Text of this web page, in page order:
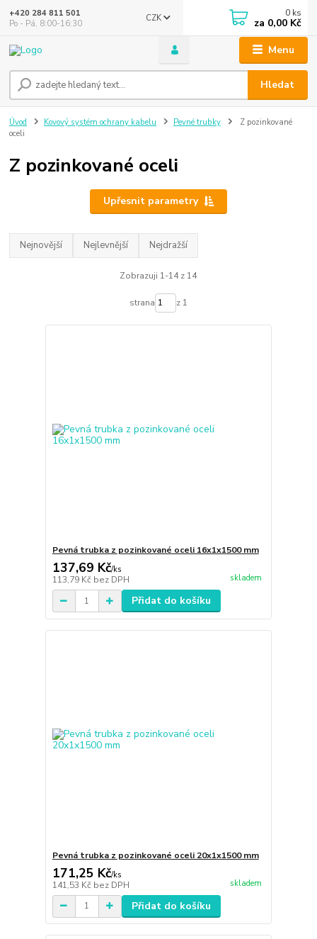
Menu
CZK
Hledat
+420 284 811 501
Po - Pá, 8:00-16:30
0 ks
za 0,00 Kč
Úvod Kovový systém ochrany kabelu Pevné trubky
Z pozinkované
oceli
Z pozinkované oceli
Upřesnit parametry
Nejnovější Nejlevnější Nejdražší
Zobrazuji 1-14 z 14
strana z 1
Pevná trubka z pozinkované oceli 16x1x1500 mm
137,69 Kč/ks
113,79 Kč bez DPH skladem
Přidat do košíku
Pevná trubka z pozinkované oceli 20x1x1500 mm
171,25 Kč/ks
141,53 Kč bez DPH skladem
Přidat do košíku